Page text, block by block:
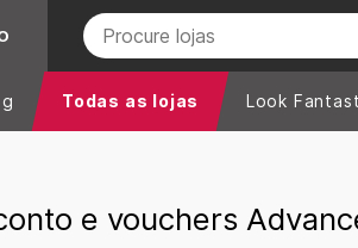
Todas as lojas Look
e vouchers